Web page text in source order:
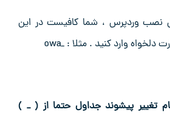
نصب وردپرس ، شما کافیست در این
تغییر پیشوند جداول حتما از ( _ )